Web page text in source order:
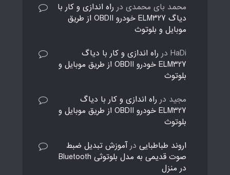
محمد بای محمدی در راه اندازی و کار با
دیاگ ELM327 خودرو OBDII از طریق
موبایل و بلوتوث
HaDi در راه اندازی و کار با دیاگ
ELM327 خودرو OBDII از طریق موبایل و
بلوتوث
مجید در راه اندازی و کار با دیاگ
ELM327 خودرو OBDII از طریق موبایل و
بلوتوث
اروند طباطبایی درآموزش تبدیل ضبط
صوت قدیمی به مدل بلوتوثی Bluetooth
در منزل